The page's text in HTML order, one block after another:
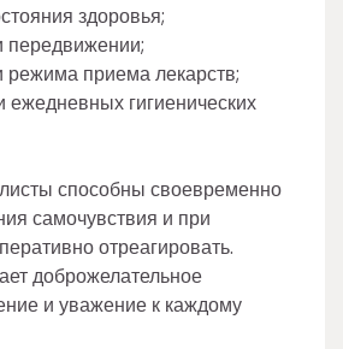
здоровья;
приема лекарств;
гигиенических
способны своевременно
самочувствия и при
отреагировать.
доброжелательное
и уважение к каждому